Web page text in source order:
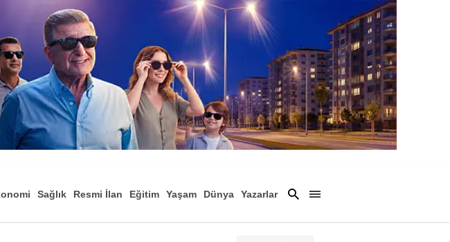
Sağlık Resmi İlan Eğitim Yaşam
Dünya
Yazarlar